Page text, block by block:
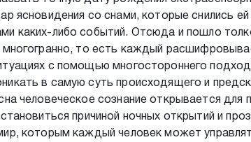
ясновидения со снами, которые снились
каких-либо событий. Отсюда и пошло
многогранно, то есть каждый
с помощью многостороннего
в самую суть происходящего и
человеческое сознание открывается
причиной ночных открытий и
которым каждый человек может